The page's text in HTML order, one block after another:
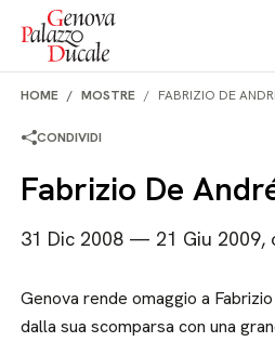
Salta al contenuto
HOME MOSTRE FABRIZIO DE
CONDIVIDI
Fabrizio De
31 Dic 2008 — 21 Giu 2009,
Genova rende omaggio a
dalla sua scomparsa con una